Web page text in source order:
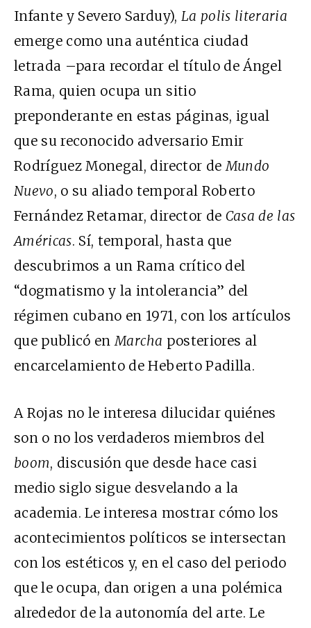
Infante y Severo Sarduy), La polis literaria
emerge como una auténtica ciudad
letrada –para recordar el título de Ángel
Rama, quien ocupa un sitio
preponderante en estas páginas, igual
que su reconocido adversario Emir
Rodríguez Monegal, director deMundo
Nuevo, o su aliado temporal Roberto
Fernández Retamar, director de Casa de las
Américas. Sí, temporal, hasta que
descubrimos a un Rama crítico del
“dogmatismo y la intolerancia” del
régimen cubano en 1971, con los artículos
que publicó enMarcha posteriores al
encarcelamiento de Heberto Padilla.
A Rojas no le interesa dilucidar quiénes
son o no los verdaderos miembros del
boom, discusión que desde hace casi
medio siglo sigue desvelando a la
academia. Le interesa mostrar cómo los
acontecimientos políticos se intersectan
con los estéticos y, en el caso del periodo
que le ocupa, dan origen a una polémica
alrededor de la autonomía del arte. Le